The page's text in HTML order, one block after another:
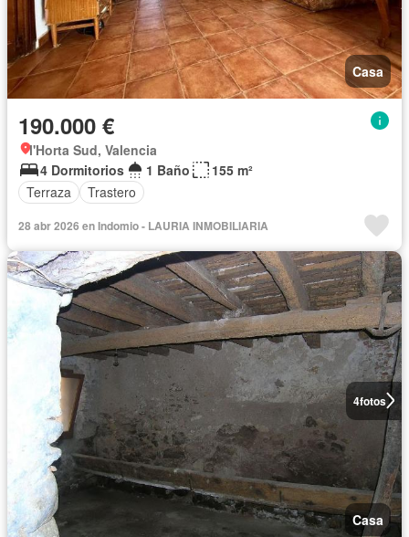
Casa
190.000 €
l'Horta Sud, Valencia
4 Dormitorios
1 Baño
155 m²
Terraza
Trastero
28 abr 2026 en Indomio - LAURIA INMOBILIARIA
4fotos
Casa